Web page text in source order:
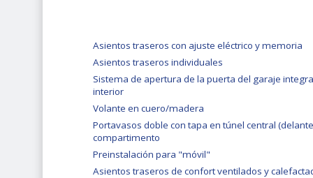
Asientos traseros con ajuste eléctrico y memoria
Asientos traseros individuales
Sistema de apertura de la puerta del garaje
interior
Volante en cuero/madera
Portavasos doble con tapa en túnel central
compartimento
Preinstalación para "móvil"
Asientos traseros de confort ventilados y